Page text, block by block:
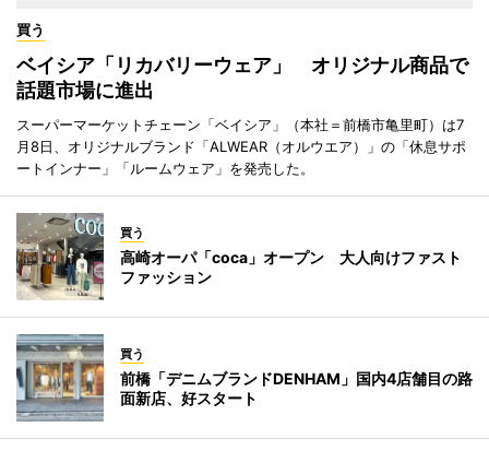
買う
ベイシア「リカバリーウェア」 オリジナル商品で
話題市場に進出
スーパーマーケットチェーン「ベイシア」（本社＝前橋市亀里町）は7
月8日、オリジナルブランド「ALWEAR（オルウエア）」の「休息サポ
ートインナー」「ルームウェア」を発売した。
買う
高崎オーパ「coca」オープン 大人向けファスト
ファッション
買う
前橋「デニムブランドDENHAM」国内4店舗目の路
面新店、好スタート